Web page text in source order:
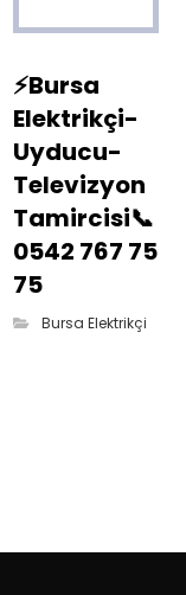
⚡Bursa
Elektrikçi-
Uyducu-
Televizyon
Tamircisi📞
0542 767 75
75
Bursa Elektrikçi